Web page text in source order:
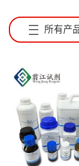
所有产